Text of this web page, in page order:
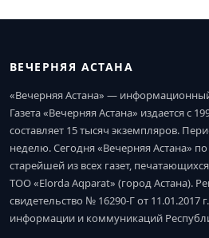
ВЕЧЕРНЯЯ АСТАНА
«Вечерняя Астана» —
Газета «Вечерняя Астана» издается с
составляет 15 тысяч экземпляров.
неделю. Сегодня «Вечерняя Астана»
старейшей из всех газет,
ТОО «Elorda Aqparat» (город Астана).
свидетельство № 16290-Г от
информации и коммуникаций